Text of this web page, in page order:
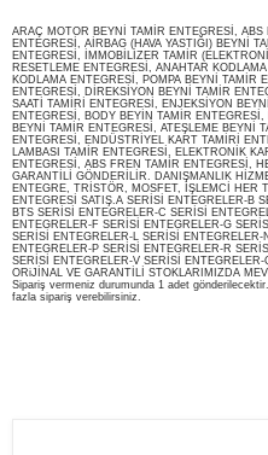
ARAÇ MOTOR BEYNİ TAMİR ENTEGRESİ,
ENTEGRESİ, AİRBAG (HAVA YASTIĞI) BEYNİ
ENTEGRESİ, İMMOBİLİZER TAMİR
RESETLEME ENTEGRESİ, ANAHTAR
KODLAMA ENTEGRESİ, POMPA BEYNİ TAMİR
ENTEGRESİ, DİREKSİYON BEYNİ TAMİR
SAATİ TAMİRİ ENTEGRESİ, ENJEKSİYON
ENTEGRESİ, BODY BEYİN TAMİR
BEYNİ TAMİR ENTEGRESİ, ATEŞLEME BEYNİ
ENTEGRESİ, ENDÜSTRİYEL KART TAMİRİ
LAMBASI TAMİR ENTEGRESİ, ELEKTRONİK
ENTEGRESİ, ABS FREN TAMİR ENTEGRESİ,
GARANTİLİ GÖNDERİLİR. DANIŞMANLIK
ENTEGRE, TRİSTÖR, MOSFET, İŞLEMCİ HER
ENTEGRESİ SATIŞ.A SERİSİ ENTEGRELER-B
BTS SERİSİ ENTEGRELER-C SERİSİ
ENTEGRELER-F SERİSİ ENTEGRELER-G
SERİSİ ENTEGRELER-L SERİSİ ENTEGRELER-
ENTEGRELER-P SERİSİ ENTEGRELER-R
SERİSİ ENTEGRELER-V SERİSİ
ORiJİNAL VE GARANTİLİ STOKLARIMIZDA
Sipariş vermeniz durumunda 1 adet
fazla sipariş verebilirsiniz.